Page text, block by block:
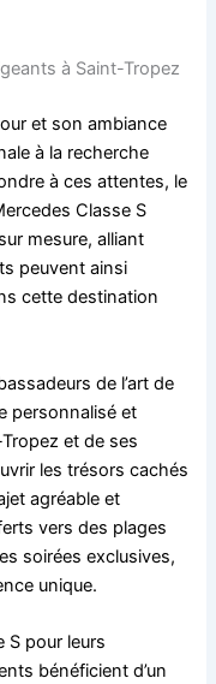
à Saint-Tropez
et son ambiance
à la recherche
à ces attentes, le
Classe S
mesure, alliant
peuvent ainsi
cette destination
de l’art de
personnalisé et
et de ses
les trésors cachés
agréable et
vers des plages
soirées exclusives,
unique.
S pour leurs
bénéficient d’un